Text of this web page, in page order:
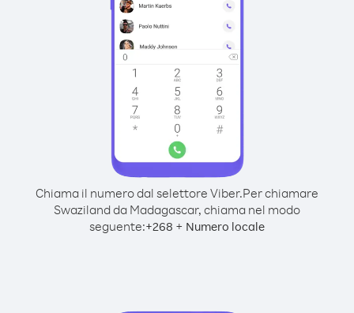
Chiama il numero dal selettore Viber.Per chiamare
Swaziland da Madagascar, chiama nel modo
seguente:+268 + Numero locale